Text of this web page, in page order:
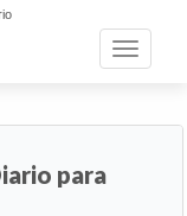
Toggle
para